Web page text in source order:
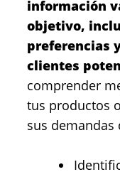
información
objetivo,
preferencias
clientes
comprender
tus productos
sus demandas